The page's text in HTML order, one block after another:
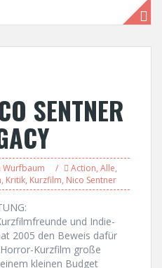
SENTNER
Wurfbaum Action, Alle,
, Kritik, Kurzfilm, Nico Sentner
und Indie-
2005 den Beweis dafür
Kurzfilm große
kleinen Budget